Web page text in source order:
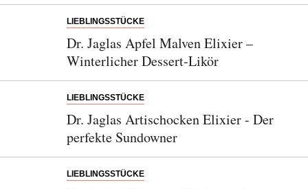
LIEBLINGSSTÜCKE
Dr. Jaglas Apfel Malven Elixier –
Winterlicher Dessert-Likör
LIEBLINGSSTÜCKE
Dr. Jaglas Artischocken Elixier - Der
perfekte Sundowner
LIEBLINGSSTÜCKE